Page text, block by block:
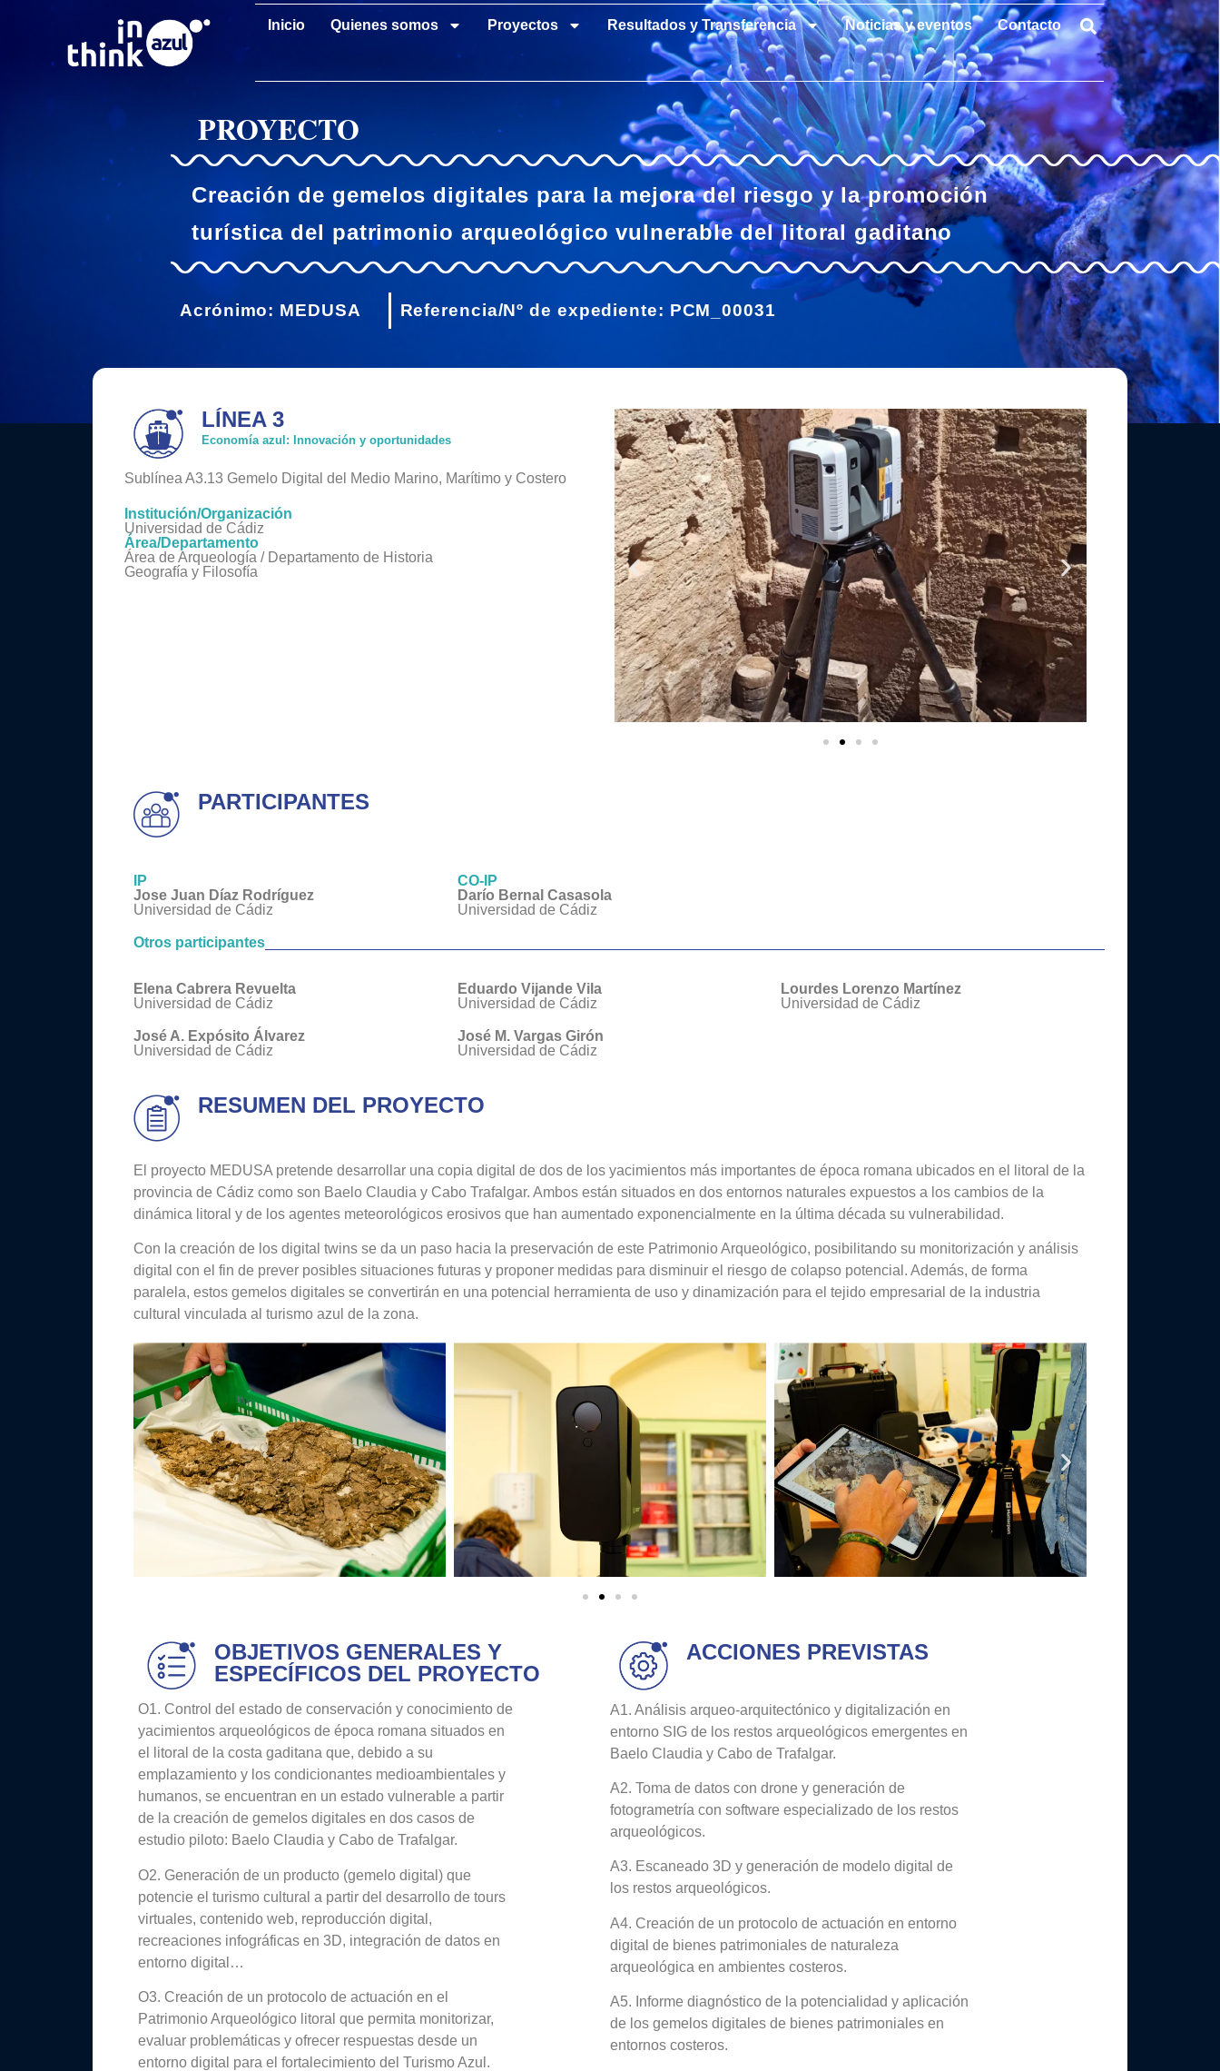
Inicio Quienes somos Proyectos Resultados y Transferencia Noticias y eventos Contacto
PROYECTO
Creación de gemelos digitales para la mejora del riesgo y la promoción
turística del patrimonio arqueológico vulnerable del litoral gaditano
Acrónimo: MEDUSA Referencia/Nº de expediente: PCM_00031
LÍNEA 3
Economía azul: Innovación y oportunidades
Sublínea A3.13 Gemelo Digital del Medio Marino, Marítimo y Costero
Institución/Organización
Universidad de Cádiz
Área/Departamento
Área de Arqueología / Departamento de Historia
Geografía y Filosofía
PARTICIPANTES
IP
Jose Juan Díaz Rodríguez
Universidad de Cádiz
CO-IP
Darío Bernal Casasola
Universidad de Cádiz
Otros participantes
Elena Cabrera Revuelta
Universidad de Cádiz
Eduardo Vijande Vila
Universidad de Cádiz
Lourdes Lorenzo Martínez
Universidad de Cádiz
José A. Expósito Álvarez
Universidad de Cádiz
José M. Vargas Girón
Universidad de Cádiz
RESUMEN DEL PROYECTO
El proyecto MEDUSA pretende desarrollar una copia digital de dos de los yacimientos más importantes de época romana ubicados en el litoral de la
provincia de Cádiz como son Baelo Claudia y Cabo Trafalgar. Ambos están situados en dos entornos naturales expuestos a los cambios de la
dinámica litoral y de los agentes meteorológicos erosivos que han aumentado exponencialmente en la última década su vulnerabilidad.
Con la creación de los digital twins se da un paso hacia la preservación de este Patrimonio Arqueológico, posibilitando su monitorización y análisis
digital con el fin de prever posibles situaciones futuras y proponer medidas para disminuir el riesgo de colapso potencial. Además, de forma
paralela, estos gemelos digitales se convertirán en una potencial herramienta de uso y dinamización para el tejido empresarial de la industria
cultural vinculada al turismo azul de la zona.
OBJETIVOS GENERALES Y
ESPECÍFICOS DEL PROYECTO
O1. Control del estado de conservación y conocimiento de
yacimientos arqueológicos de época romana situados en
el litoral de la costa gaditana que, debido a su
emplazamiento y los condicionantes medioambientales y
humanos, se encuentran en un estado vulnerable a partir
de la creación de gemelos digitales en dos casos de
estudio piloto: Baelo Claudia y Cabo de Trafalgar.
O2. Generación de un producto (gemelo digital) que
potencie el turismo cultural a partir del desarrollo de tours
virtuales, contenido web, reproducción digital,
recreaciones infográficas en 3D, integración de datos en
entorno digital…
O3. Creación de un protocolo de actuación en el
Patrimonio Arqueológico litoral que permita monitorizar,
evaluar problemáticas y ofrecer respuestas desde un
entorno digital para el fortalecimiento del Turismo Azul.
ACCIONES PREVISTAS
A1. Análisis arqueo-arquitectónico y digitalización en
entorno SIG de los restos arqueológicos emergentes en
Baelo Claudia y Cabo de Trafalgar.
A2. Toma de datos con drone y generación de
fotogrametría con software especializado de los restos
arqueológicos.
A3. Escaneado 3D y generación de modelo digital de
los restos arqueológicos.
A4. Creación de un protocolo de actuación en entorno
digital de bienes patrimoniales de naturaleza
arqueológica en ambientes costeros.
A5. Informe diagnóstico de la potencialidad y aplicación
de los gemelos digitales de bienes patrimoniales en
entornos costeros.